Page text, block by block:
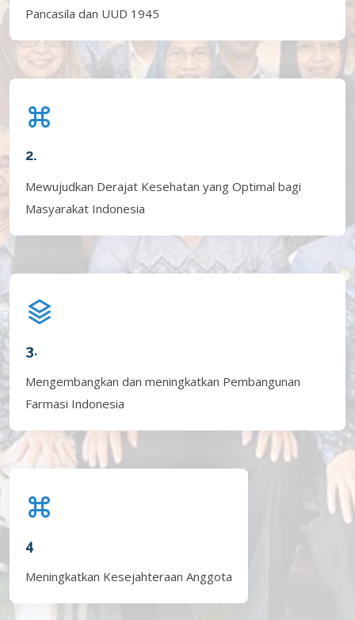
Pancasila dan UUD 1945
2.
Mewujudkan Derajat Kesehatan yang Optimal bagi
Masyarakat Indonesia
3.
Mengembangkan dan meningkatkan Pembangunan
Farmasi Indonesia
4
Meningkatkan Kesejahteraan Anggota